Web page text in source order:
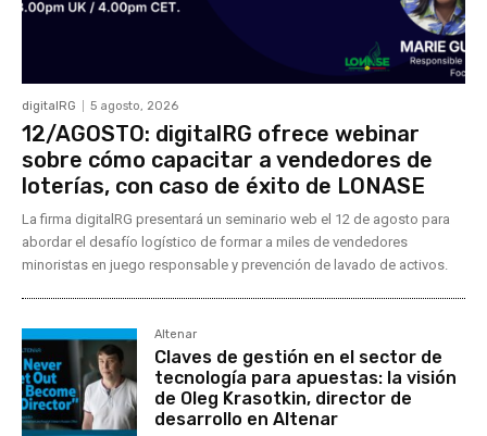
digitalRG 5 agosto, 2026
12/AGOSTO: digitalRG ofrece webinar
sobre cómo capacitar a vendedores de
loterías, con caso de éxito de LONASE
La firma digitalRG presentará un seminario web el 12 de agosto para
abordar el desafío logístico de formar a miles de vendedores
minoristas en juego responsable y prevención de lavado de activos.
Altenar
Claves de gestión en el sector de
tecnología para apuestas: la visión
de Oleg Krasotkin, director de
desarrollo en Altenar